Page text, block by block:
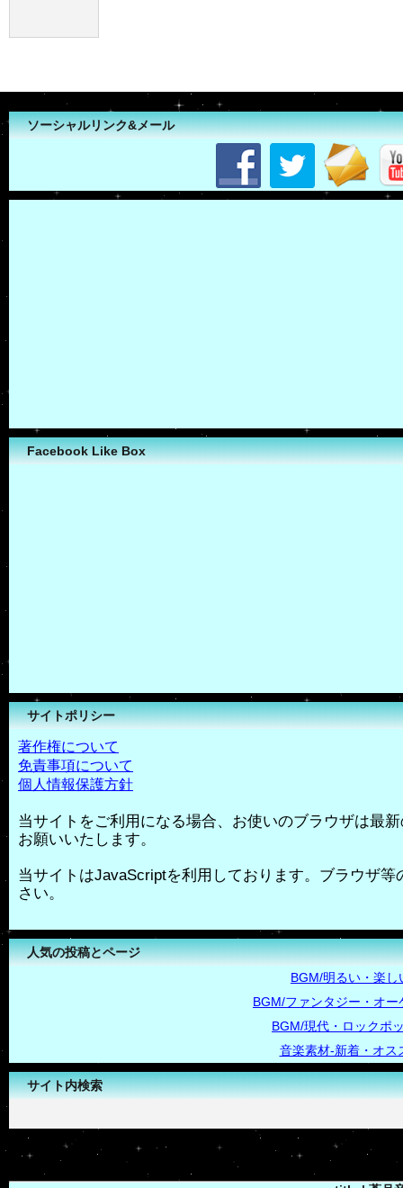
ソーシャルリンク&メール
Facebook Like Box
サイトポリシー
著作権について
免責事項について
個人情報保護方針
当サイトをご利用になる場合、お使いのブラウザは最
お願いいたします。
当サイトはJavaScriptを利用しております。ブラウザ
さい。
人気の投稿とページ
BGM/明るい・楽し
BGM/ファンタジー・オー
BGM/現代・ロックポ
音楽素材-新着・オス
サイト内検索